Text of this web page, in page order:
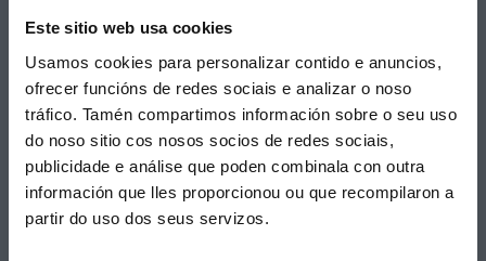
Este sitio web usa cookies
Usamos cookies para personalizar contido e anuncios,
ofrecer funcións de redes sociais e analizar o noso
tráfico. Tamén compartimos información sobre o seu uso
do noso sitio cos nosos socios de redes sociais,
publicidade e análise que poden combinala con outra
información que lles proporcionou ou que recompilaron a
partir do uso dos seus servizos.
municipal no teu correo electrónico mediante
unha subscrición ao boletín de novidades.
Ligazón.